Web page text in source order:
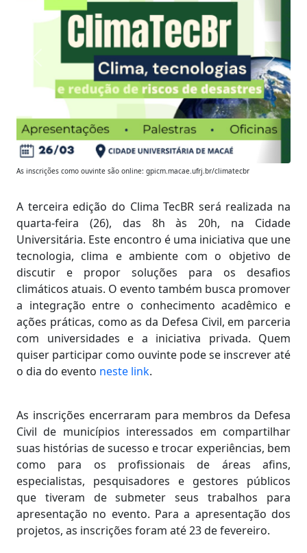
Anterior
As inscrições como ouvinte são online: gpicm.macae.ufrj.br/climatecbr
A terceira edição do Clima TecBR será realizada na
quarta-feira (26), das 8h às 20h, na Cidade
Universitária. Este encontro é uma iniciativa que une
tecnologia, clima e ambiente com o objetivo de
discutir e propor soluções para os desafios
climáticos atuais. O evento também busca promover
a integração entre o conhecimento acadêmico e
ações práticas, como as da Defesa Civil, em parceria
com universidades e a iniciativa privada. Quem
quiser participar como ouvinte pode se inscrever até
o dia do evento neste link.
As inscrições encerraram para membros da Defesa
Civil de municípios interessados em compartilhar
suas histórias de sucesso e trocar experiências, bem
como para os profissionais de áreas afins,
especialistas, pesquisadores e gestores públicos
que tiveram de submeter seus trabalhos para
apresentação no evento. Para a apresentação dos
projetos, as inscrições foram até 23 de fevereiro.